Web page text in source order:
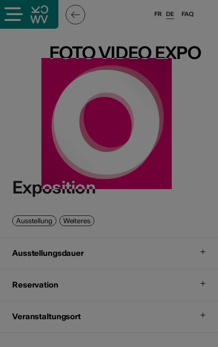
FAQ
FR DE
FOTO VIDEO EXPO
Exposition
FOTO VIDEO EXPO
Exposition
Ausstellung Weiteres
Ausstellungsdauer
Reservation
Veranstaltungsort